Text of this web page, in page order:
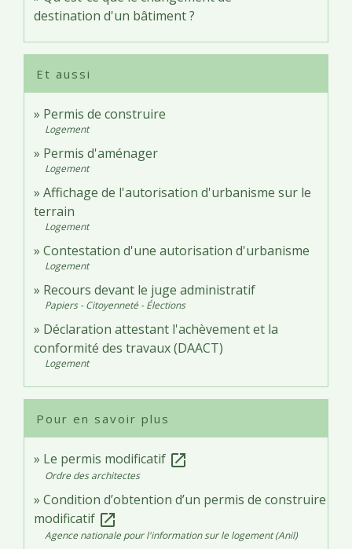
destination d'un bâtiment ?
Et aussi
Permis de construire
Logement
Permis d'aménager
Logement
Affichage de l'autorisation d'urbanisme sur le
terrain
Logement
Contestation d'une autorisation d'urbanisme
Logement
Recours devant le juge administratif
Papiers - Citoyenneté - Élections
Déclaration attestant l'achèvement et la
conformité des travaux (DAACT)
Logement
Pour en savoir plus
Le permis modificatif open_in_new
Ordre des architectes
Condition d’obtention d’un permis de construire
modificatif open_in_new
Agence nationale pour l'information sur le logement (Anil)